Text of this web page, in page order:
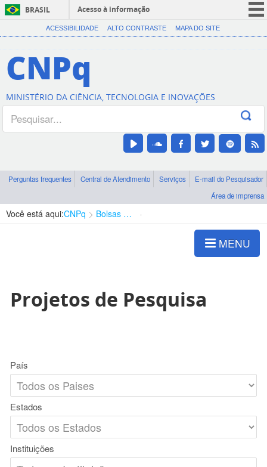
BRASIL
Acesso à informação
CORONAVÍRUS (COVID-19)
Canais
ACESSIBILIDADE ALTO CONTRASTE MAPA DO SITE
CNPq
MINISTÉRIO DA CIÊNCIA, TECNOLOGIA E INOVAÇÕES
Perguntas frequentes Central de Atendimento Serviços
E-mail do Pesquisador
Área de imprensa
Você está aqui:CNPq Bolsas e Auxílios Vigentes
MENU
Projetos de Pesquisa
País
Estados
Instituições